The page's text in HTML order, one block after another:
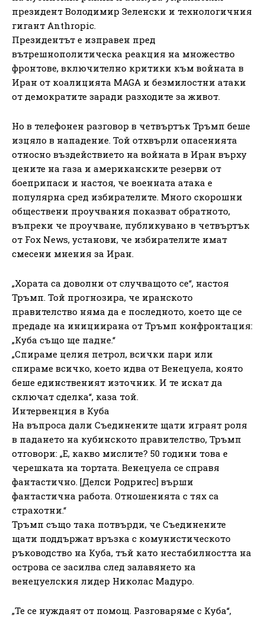
президент Володимир Зеленски и технологичния
гигант Anthropic.
Президентът е изправен пред
вътрешнополитическа реакция на множество
фронтове, включително критики към войната в
Иран от коалицията MAGA и безмилостни атаки
от демократите заради разходите за живот.
Но в телефонен разговор в четвъртък Тръмп беше
изцяло в нападение. Той отхвърли опасенията
относно въздействието на войната в Иран върху
цените на газа и американските резерви от
боеприпаси и настоя, че военната атака е
популярна сред избирателите. Много скорошни
обществени проучвания показват обратното,
въпреки че проучване, публикувано в четвъртък
от Fox News, установи, че избирателите имат
смесени мнения за Иран.
„Хората са доволни от случващото се“, настоя
Тръмп. Той прогнозира, че иранското
правителство няма да е последното, което ще се
предаде на инициирана от Тръмп конфронтация:
„Куба също ще падне.“
„Спираме целия петрол, всички пари или
спираме всичко, което идва от Венецуела, която
беше единственият източник. И те искат да
сключат сделка“, каза той.
Интервенция в Куба
На въпроса дали Съединените щати играят роля
в падането на кубинското правителство, Тръмп
отговори: „Е, какво мислите? 50 години това е
черешката на тортата. Венецуела се справя
фантастично. [Делси Родригес] върши
фантастична работа. Отношенията с тях са
страхотни.“
Тръмп също така потвърди, че Съединените
щати поддържат връзка с комунистическото
ръководство на Куба, тъй като нестабилността на
острова се засилва след залавянето на
венецуелския лидер Николас Мадуро.
„Те се нуждаят от помощ. Разговаряме с Куба“,